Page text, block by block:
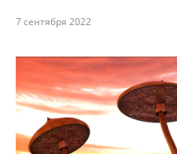
7 сентября 2022